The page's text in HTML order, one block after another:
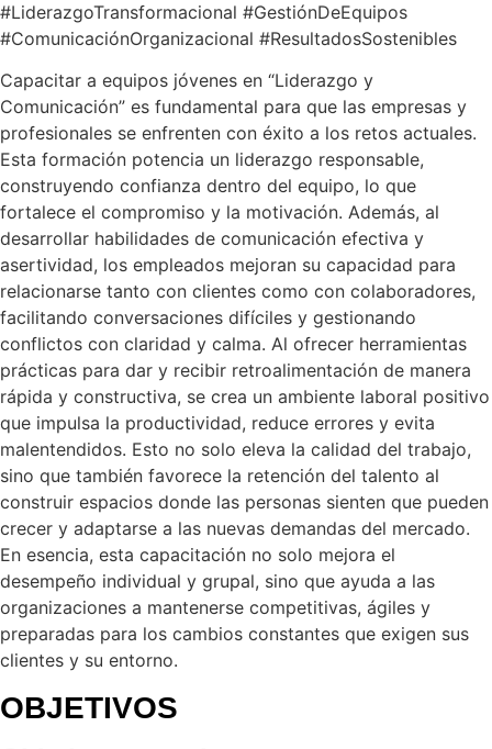
#LiderazgoTransformacional #GestiónDeEquipos
#ComunicaciónOrganizacional #ResultadosSostenibles
Capacitar a equipos jóvenes en “Liderazgo y
Comunicación” es fundamental para que las empresas y
profesionales se enfrenten con éxito a los retos actuales.
Esta formación potencia un liderazgo responsable,
construyendo confianza dentro del equipo, lo que
fortalece el compromiso y la motivación. Además, al
desarrollar habilidades de comunicación efectiva y
asertividad, los empleados mejoran su capacidad para
relacionarse tanto con clientes como con colaboradores,
facilitando conversaciones difíciles y gestionando
conflictos con claridad y calma. Al ofrecer herramientas
prácticas para dar y recibir retroalimentación de manera
rápida y constructiva, se crea un ambiente laboral positivo
que impulsa la productividad, reduce errores y evita
malentendidos. Esto no solo eleva la calidad del trabajo,
sino que también favorece la retención del talento al
construir espacios donde las personas sienten que pueden
crecer y adaptarse a las nuevas demandas del mercado.
En esencia, esta capacitación no solo mejora el
desempeño individual y grupal, sino que ayuda a las
organizaciones a mantenerse competitivas, ágiles y
preparadas para los cambios constantes que exigen sus
clientes y su entorno.
OBJETIVOS